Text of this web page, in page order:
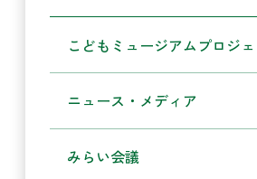
こどもミュージアムプロジ
ニュース・メディア
みらい会議